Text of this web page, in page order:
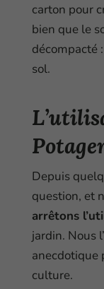
carton pour
bien que le
décompacté
sol.
Depuis
question, et
arrêtons
jardin. Nous
anecdotique
culture.